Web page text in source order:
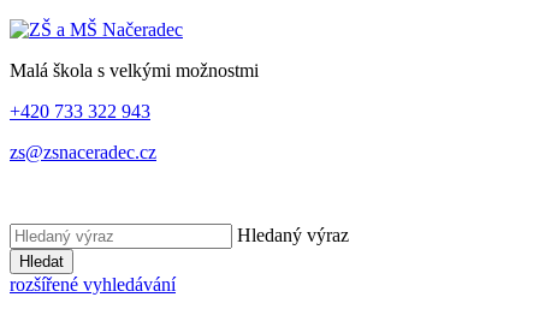
Malá škola s velkými možnostmi
+420 733 322 943
zs@zsnaceradec.cz
Hledaný výraz
Hledat
rozšířené vyhledávání